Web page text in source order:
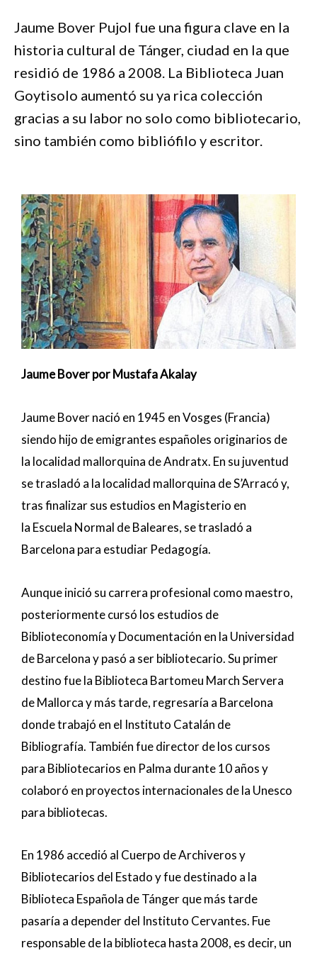
Jaume Bover Pujol fue una figura clave en la
historia cultural de Tánger, ciudad en la que
residió de 1986 a 2008. La Biblioteca Juan
Goytisolo aumentó su ya rica colección
gracias a su labor no solo como bibliotecario,
sino también como bibliófilo y escritor.
Jaume Bover por Mustafa Akalay
Jaume Bover nació en 1945 en Vosges (Francia)
siendo hijo deemigrantes españoles originarios de
la localidad mallorquina de Andratx. En su juventud
se trasladó a la localidad mallorquina deS’Arracóy,
tras finalizar sus estudios en Magisterio en
la Escuela Normal de Baleares, se trasladó a
Barcelona para estudiar Pedagogía.
Aunque inició su carrera profesional como maestro,
posteriormente cursó los estudios de
Biblioteconomía y Documentación en la Universidad
de Barcelonay pasó a ser bibliotecario. Su primer
destino fue la Biblioteca Bartomeu March Servera
de Mallorca y más tarde, regresaría a Barcelona
donde trabajó en el Instituto Catalán de
Bibliografía. También fue director de los cursos
para Bibliotecarios en Palma durante 10 años y
colaboró en proyectos internacionales de la Unesco
para bibliotecas.
En 1986 accedió al Cuerpo de Archiveros y
Bibliotecarios del Estado y fue destinado a la
Biblioteca Española de Tánger que más tarde
pasaría a depender del Instituto Cervantes. Fue
responsable de la biblioteca hasta 2008, es decir, un